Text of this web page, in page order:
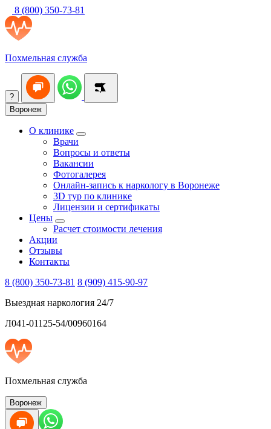
8 (800) 350-73-81
Похмельная служба
?
Воронеж
О клинике
Врачи
Вопросы и ответы
Вакансии
Фотогалерея
Онлайн-запись к наркологу в Воронеже
3D тур по клинике
Лицензии и сертификаты
Цены
Расчет стоимости лечения
Акции
Отзывы
Контакты
8 (800) 350-73-81 8 (909) 415-90-97
Выездная наркология 24/7
Л041-01125-54/00960164
Похмельная служба
Воронеж